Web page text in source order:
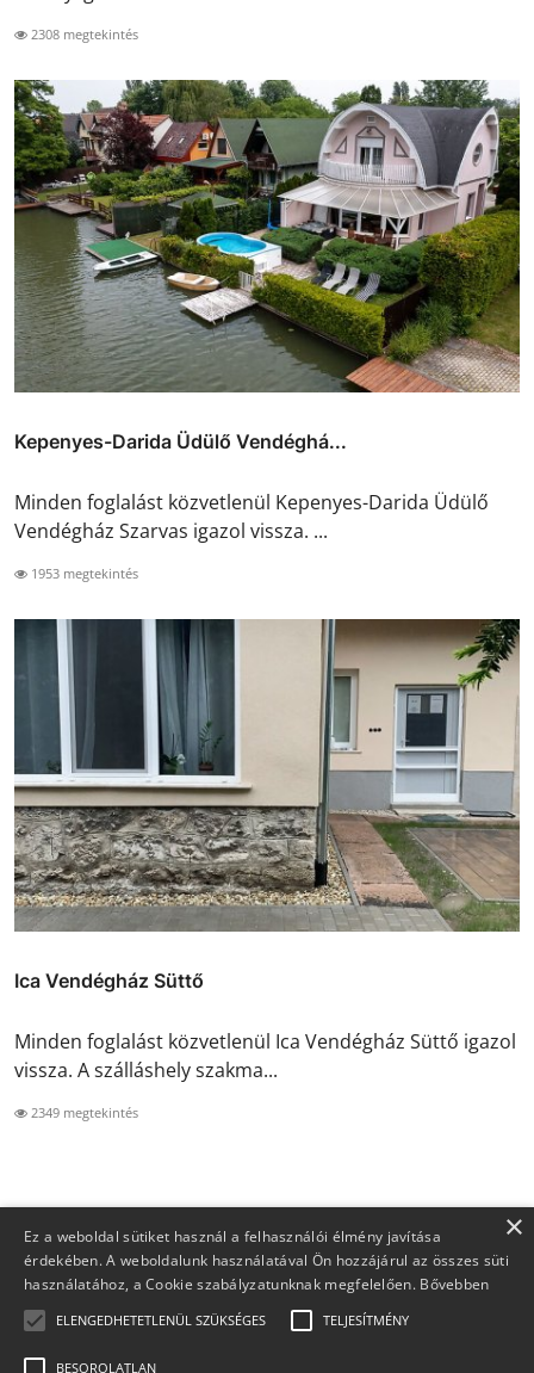
2308 megtekintés
Kepenyes-Darida Üdülő Vendéghá...
Minden foglalást közvetlenül Kepenyes-Darida Üdülő
Vendégház Szarvas igazol vissza. ...
1953 megtekintés
Ica Vendégház Süttő
Minden foglalást közvetlenül Ica Vendégház Süttő igazol
vissza. A szálláshely szakma...
2349 megtekintés
×
Ez a weboldal sütiket használ a felhasználói élmény javítása
érdekében. A weboldalunk használatával Ön hozzájárul az összes süti
használatához, a Cookie szabályzatunknak megfelelően. Bővebben
ELENGEDHETETLENÜL SZÜKSÉGES TELJESÍTMÉNY
BESOROLATLAN